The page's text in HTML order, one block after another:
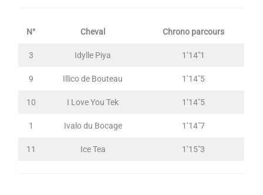
N° Cheval Chrono parcours
3 Idylle Piya 1’14″1
9 Illico de Bouteau 1’14″5
10 I Love You Tek 1’14″5
1 Ivalo du Bocage 1’14″7
11 Ice Tea 1’15″3